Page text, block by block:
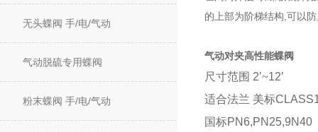
无头蝶阀 手/电/气动
气动脱硫专用蝶阀
粉末蝶阀 手/电/气动
的上部为阶梯结构,可以
气动对夹高性能蝶阀
尺寸范围 2’~12’
适合法兰 美标
国标PN6,PN25,9N40